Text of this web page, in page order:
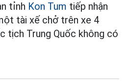
tỉnh Kon Tum tiếp nhận
tài xế chở trên xe 4
tịch Trung Quốc không có